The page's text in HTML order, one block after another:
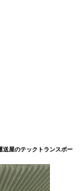
送屋のテックトランスポー